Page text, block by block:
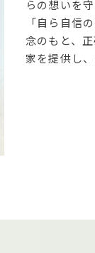
らの想いを
「自ら自信
念のもと、
家を提供し